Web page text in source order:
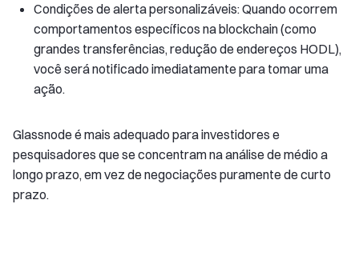
Condições de alerta personalizáveis: Quando ocorrem
comportamentos específicos na blockchain (como
grandes transferências, redução de endereços HODL),
você será notificado imediatamente para tomar uma
ação.
Glassnode é mais adequado para investidores e
pesquisadores que se concentram na análise de médio a
longo prazo, em vez de negociações puramente de curto
prazo.